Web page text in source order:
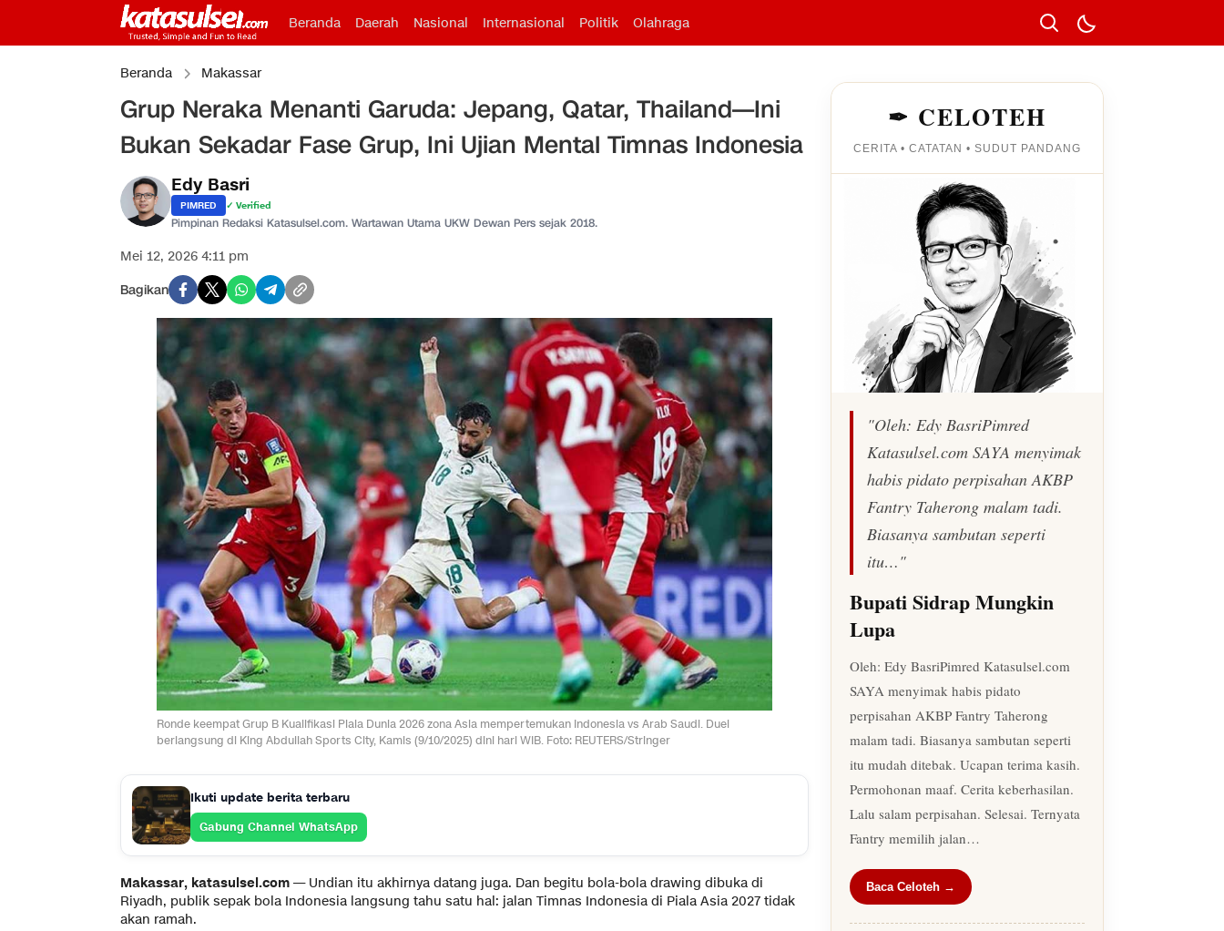
Beranda Daerah Nasional Internasional Politik Olahraga
Beranda Makassar
Grup Neraka Menanti Garuda: Jepang, Qatar, Thailand—Ini
Bukan Sekadar Fase Grup, Ini Ujian Mental Timnas Indonesia
Edy Basri
PIMRED ✓ Verified
Pimpinan Redaksi Katasulsel.com. Wartawan Utama UKW Dewan Pers sejak 2018.
Mei 12, 2026 4:11 pm
Bagikan
Ronde keempat Grup B Kualifikasi Piala Dunia 2026 zona Asia mempertemukan Indonesia vs Arab Saudi. Duel
berlangsung di King Abdullah Sports City, Kamis (9/10/2025) dini hari WIB. Foto: REUTERS/Stringer
Ikuti update berita terbaru
Gabung Channel WhatsApp
Makassar, katasulsel.com — Undian itu akhirnya datang juga. Dan begitu bola-bola drawing dibuka di
Riyadh, publik sepak bola Indonesia langsung tahu satu hal: jalan Timnas Indonesia di Piala Asia 2027 tidak
akan ramah.
✒ CELOTEH
CERITA • CATATAN • SUDUT PANDANG
"Oleh: Edy BasriPimred
Katasulsel.com SAYA menyimak
habis pidato perpisahan AKBP
Fantry Taherong malam tadi.
Biasanya sambutan seperti
itu…"
Bupati Sidrap Mungkin
Lupa
Oleh: Edy BasriPimred Katasulsel.com
SAYA menyimak habis pidato
perpisahan AKBP Fantry Taherong
malam tadi. Biasanya sambutan seperti
itu mudah ditebak. Ucapan terima kasih.
Permohonan maaf. Cerita keberhasilan.
Lalu salam perpisahan. Selesai. Ternyata
Fantry memilih jalan…
Baca Celoteh →